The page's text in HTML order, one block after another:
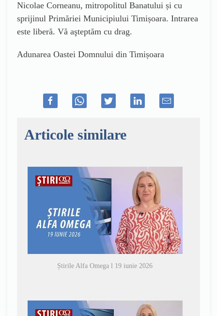
Nicolae Corneanu, mitropolitul Banatului și cu
sprijinul Primăriei Municipiului Timișoara. Intrarea
este liberă. Vă aşteptăm cu drag.
Adunarea Oastei Domnului din Timișoara
Articole similare
Știrile Alfa Omega l 19 iunie 2026